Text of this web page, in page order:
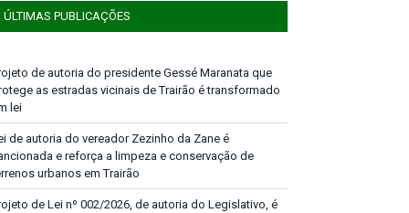
ÚLTIMAS PUBLICAÇÕES
de autoria do presidente Gessé Maranata que
as estradas vicinais de Trairão é transformado
lei
de autoria do vereador Zezinho da Zane é
e reforça a limpeza e conservação de
urbanos em Trairão
de Lei nº 002/2026, de autoria do Legislativo, é